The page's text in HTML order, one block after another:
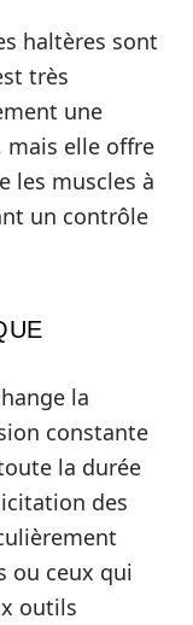
haltères sont
très
une
elle offre
les muscles à
un contrôle
la
constante
la durée
des
ou ceux qui
outils